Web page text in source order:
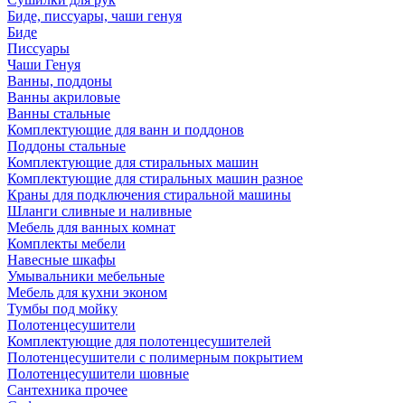
Биде, писсуары, чаши генуя
Биде
Писсуары
Чаши Генуя
Ванны, поддоны
Ванны акриловые
Ванны стальные
Комплектующие для ванн и поддонов
Поддоны стальные
Комплектующие для стиральных машин
Комплектующие для стиральных машин разное
Краны для подключения стиральной машины
Шланги сливные и наливные
Мебель для ванных комнат
Комплекты мебели
Навесные шкафы
Умывальники мебельные
Мебель для кухни эконом
Тумбы под мойку
Полотенцесушители
Комплектующие для полотенцесушителей
Полотенцесушители с полимерным покрытием
Полотенцесушители шовные
Сантехника прочее